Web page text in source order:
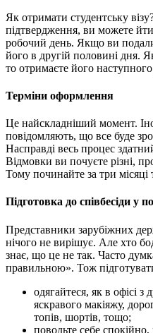
Як отримати студентську
підтвердження, ви можете
робочий день. Якщо ви
його в другій половині дня.
то отримаєте його
Терміни оформлення
Це найскладніший момент.
повідомляють, що все буде
Насправді весь процес
Відмовки ви почуєте різні,
Тому починайте за три місяці
Підготовка до співбесіди у
Представники зарубіжних
нічого не вирішує. Але хто
знає, що це не так. Часто
правильною». Тож
одягайтеся, як в офісі з
яскравого макіяжу,
топів, шортів, тощо;
поводьте себе